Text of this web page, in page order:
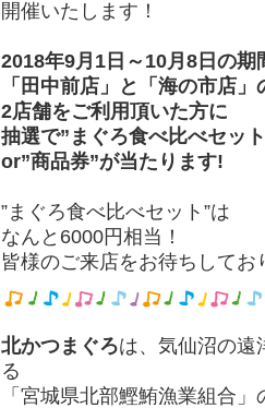
開催いたします！
2018年9月1日～10月8日の期
「田中前店」と「海の市店」
2店舗をご利用頂いた方に
抽選で”まぐろ食べ比べセッ
or”商品券”が当たります!
”まぐろ食べ比べセット”は
なんと6000円相当！
皆様のご来店をお待ちしてお
北かつまぐろは、気仙沼の遠
る
「宮城県北部鰹鮪漁業組合